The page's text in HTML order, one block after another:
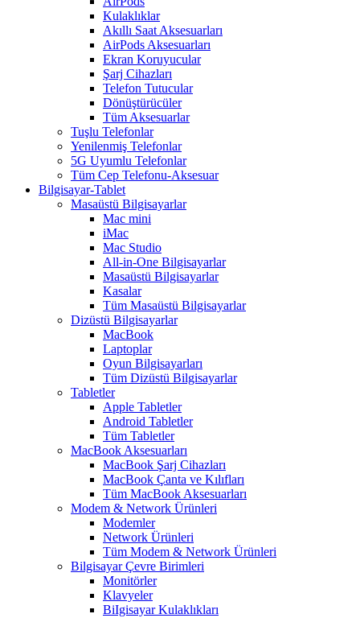
Kulaklıklar
Akıllı Saat Aksesuarları
AirPods Aksesuarları
Ekran Koruyucular
Şarj Cihazları
Telefon Tutucular
Dönüştürücüler
Tüm Aksesuarlar
Tuşlu Telefonlar
Yenilenmiş Telefonlar
5G Uyumlu Telefonlar
Tüm Cep Telefonu-Aksesuar
Bilgisayar-Tablet
Masaüstü Bilgisayarlar
Mac mini
iMac
Mac Studio
All-in-One Bilgisayarlar
Masaüstü Bilgisayarlar
Kasalar
Tüm Masaüstü Bilgisayarlar
Dizüstü Bilgisayarlar
MacBook
Laptoplar
Oyun Bilgisayarları
Tüm Dizüstü Bilgisayarlar
Tabletler
Apple Tabletler
Android Tabletler
Tüm Tabletler
MacBook Aksesuarları
MacBook Şarj Cihazları
MacBook Çanta ve Kılıfları
Tüm MacBook Aksesuarları
Modem & Network Ürünleri
Modemler
Network Ürünleri
Tüm Modem & Network Ürünleri
Bilgisayar Çevre Birimleri
Monitörler
Klavyeler
BiIgisayar Kulaklıkları